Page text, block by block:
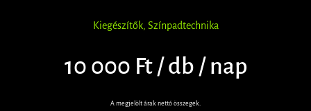
Kiegészítők, Színpadtechnika
10 000 Ft / db / nap
A megjelölt árak nettó összegek.